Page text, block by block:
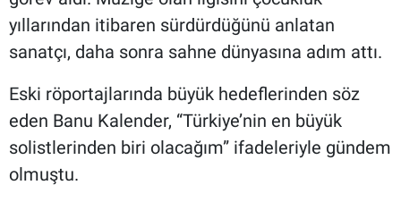
yıllarından itibaren sürdürdüğünü anlatan
sanatçı, daha sonra sahne dünyasına adım attı.
Eski röportajlarında büyük hedeflerinden söz
eden Banu Kalender, “Türkiye’nin en büyük
solistlerinden biri olacağım” ifadeleriyle gündem
olmuştu.